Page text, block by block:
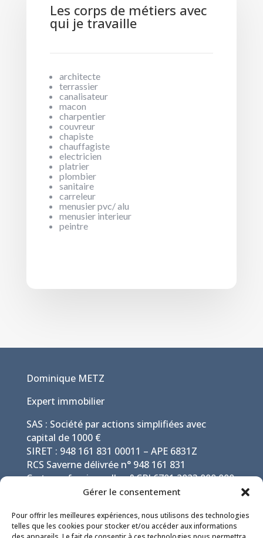
Gérer le consentement
Pour offrir les meilleures expériences, nous utilisons des technologies
telles que les cookies pour stocker et/ou accéder aux informations
Les corps de métiers avec
qui je travaille
architecte
terrassier
canalisateur
macon
charpentier
couvreur
chapiste
chauffagiste
electricien
platrier
plombier
sanitaire
carreleur
menusier pvc/ alu
menusier interieur
peintre
Dominique METZ
Expert immobilier
SAS : Société par actions simplifiées avec
capital de 1000 €
SIRET : 948 161 831 00011 – APE 6831Z
RCS Saverne délivrée n° 948 161 831
Carte professionnelle n° CPI 6701 2023 000 000
021 par CCI Alsace Eurométropole